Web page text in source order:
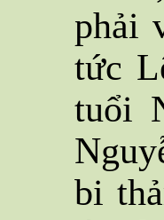
phải
tức
tuổi
bi